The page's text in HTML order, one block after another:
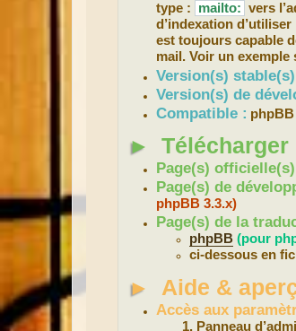
type :
mailto: vers
d’indexation
est toujours capable
mail. Voir un
Version(s)
Version(s) de
Compatible :
► Télécharger
Page(s)
Page(s) de
phpBB 3.3.x)
Page(s) de la
phpBB (pour
ci-dessous en
► Aide &
Accès aux
Panneau